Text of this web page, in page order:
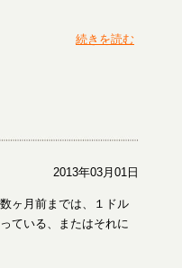
続きを読む
2013年03月01日
ヶ月前までは、１ドル
ている、またはそれに